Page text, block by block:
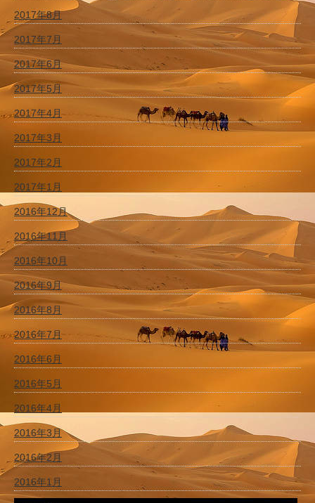
2017年8月
2017年7月
2017年6月
2017年5月
2017年4月
2017年3月
2017年2月
2017年1月
2016年12月
2016年11月
2016年10月
2016年9月
2016年8月
2016年7月
2016年6月
2016年5月
2016年4月
2016年3月
2016年2月
2016年1月